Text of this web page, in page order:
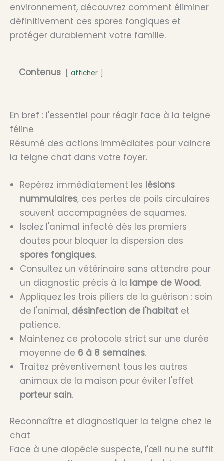
environnement, découvrez comment éliminer
définitivement ces spores fongiques et
protéger durablement votre famille.
Contenus afficher
En bref : l'essentiel pour réagir face à la teigne
féline
Résumé des actions immédiates pour vaincre
la teigne chat dans votre foyer.
Repérez immédiatement les lésions
nummulaires, ces pertes de poils circulaires
souvent accompagnées de squames.
Isolez l'animal infecté dès les premiers
doutes pour bloquer la dispersion des
spores fongiques.
Consultez un vétérinaire sans attendre pour
un diagnostic précis à la lampe de Wood.
Appliquez les trois piliers de la guérison : soin
de l'animal, désinfection de l'habitat et
patience.
Maintenez ce protocole strict sur une durée
moyenne de 6 à 8 semaines.
Traitez préventivement tous les autres
animaux de la maison pour éviter l'effet
porteur sain.
Reconnaître et diagnostiquer la teigne chez le
chat
Face à une alopécie suspecte, l'œil nu ne suffit